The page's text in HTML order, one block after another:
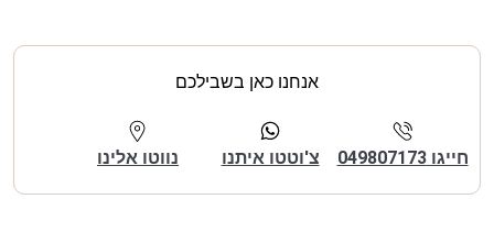
אנחנו כאן בשבילכם
חייגו 049807173 צ'וטטו איתנו נווטו אלינו